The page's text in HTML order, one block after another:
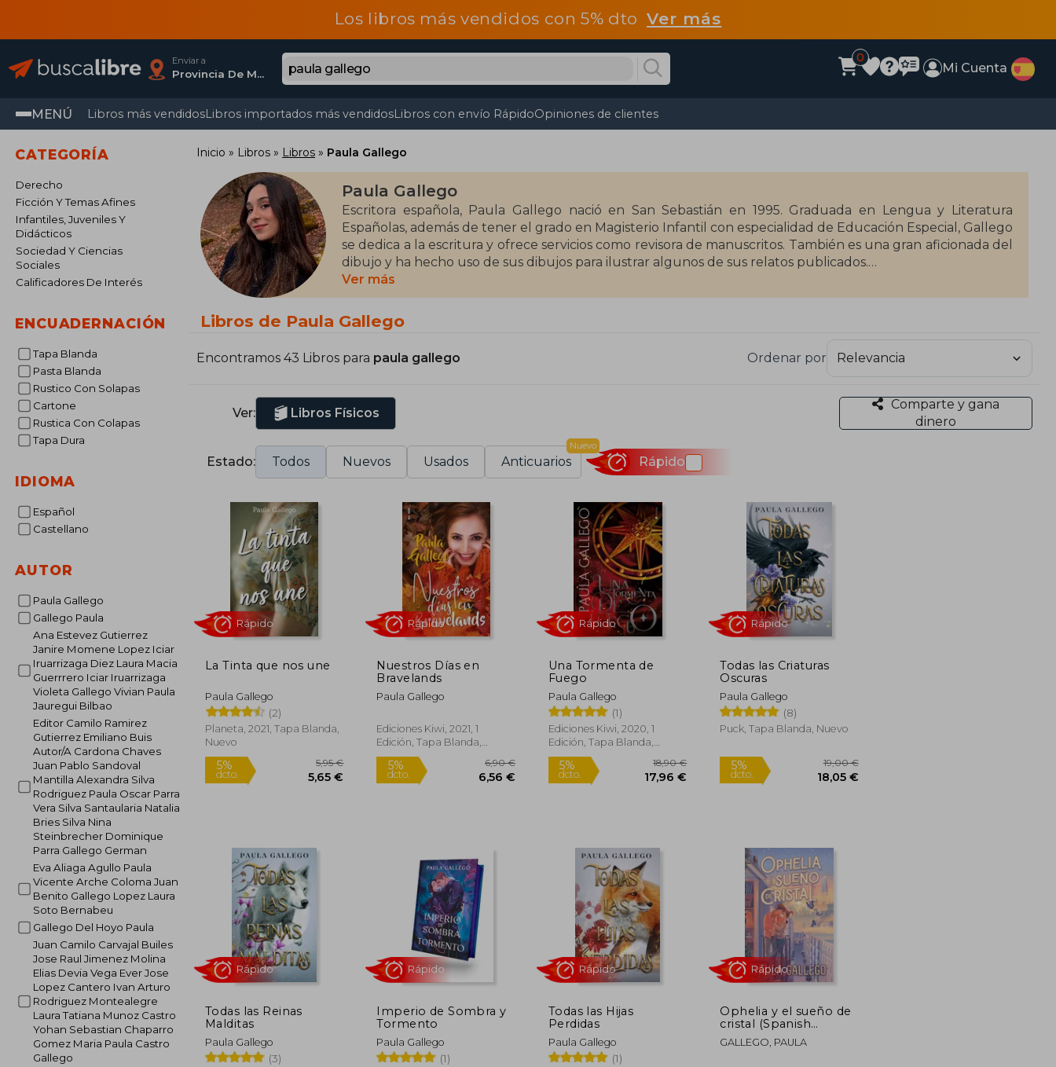
Los libros más vendidos con 5% dtoVer más
Enviar a
Provincia De Madrid
0
Mi Cuenta
MENÚ Libros más vendidosLibros importados más vendidosLibros con envío RápidoOpiniones de clientes
CATEGORÍA
Derecho
Ficción Y Temas Afines
Infantiles, Juveniles Y
Didácticos
Sociedad Y Ciencias
Sociales
Calificadores De Interés
ENCUADERNACIÓN
Tapa Blanda
Pasta Blanda
Rustico Con Solapas
Cartone
Rustica Con Colapas
Tapa Dura
IDIOMA
Español
Castellano
AUTOR
Paula Gallego
Gallego Paula
Ana Estevez Gutierrez
Janire Momene Lopez Iciar
Iruarrizaga Diez Laura Macia
Guerrrero Iciar Iruarrizaga
Violeta Gallego Vivian Paula
Jauregui Bilbao
Editor Camilo Ramirez
Gutierrez Emiliano Buis
Autor/A Cardona Chaves
Juan Pablo Sandoval
Mantilla Alexandra Silva
Rodriguez Paula Oscar Parra
Vera Silva Santaularia Natalia
Bries Silva Nina
Steinbrecher Dominique
Parra Gallego German
Eva Aliaga Agullo Paula
Vicente Arche Coloma Juan
Benito Gallego Lopez Laura
Soto Bernabeu
Gallego Del Hoyo Paula
Juan Camilo Carvajal Builes
Jose Raul Jimenez Molina
Elias Devia Vega Ever Jose
Lopez Cantero Ivan Arturo
Rodriguez Montealegre
Laura Tatiana Munoz Castro
Yohan Sebastian Chaparro
Gomez Maria Paula Castro
Gallego
Inicio Libros Libros Paula Gallego
Paula Gallego
Escritora española, Paula Gallego nació en San Sebastián en 1995. Graduada en Lengua y Literatura
Españolas, además de tener el grado en Magisterio Infantil con especialidad de Educación Especial, Gallego
se dedica a la escritura y ofrece servicios como revisora de manuscritos. También es una gran aficionada del
dibujo y ha hecho uso de sus dibujos para ilustrar algunos de sus relatos publicados.
A los 17 años su obra Cristal, la guerrera esmeralda quedó finalista del Premio Ateneo de Novela Joven de
Sevilla. A partir de la publicación de su primera novela, vieron la luz muchos otros títulos de corte juvenil,
además de aparecer sus relatos en varias antologías.
De su obra cabría destacar la trilogía que comenzó con 13 horas en Viena y cuyas entregas están
city of love, en la que participó junto a otras autoras.
Ver más
Libros de Paula Gallego
Encontramos 43 Libros para paula gallego Ordenar por
Ver: Libros Físicos
Comparte y gana
dinero
Estado: Todos Nuevos Usados Anticuarios
Nuevo
Rápido
La Tinta que nos une
Paula Gallego
(2)
Planeta, 2021, Tapa Blanda,
Nuevo
5%
dcto.
Rápido
Nuestros Días en
Bravelands
Paula Gallego
Ediciones Kiwi, 2021, 1
Edición, Tapa Blanda,
Nuevo
dcto.
Una Tormenta de
Fuego
Paula Gallego
(1)
Ediciones Kiwi, 2020, 1
Edición, Tapa Blanda,
Nuevo
5%
dcto.
18,90 €
17,96 €
Todas las Criaturas
Oscuras
Paula Gallego
(8)
Puck, Tapa Blanda, Nuevo
5%
dcto.
Todas las Reinas
Malditas
Paula Gallego
(3)
Imperio de Sombra y
Tormento
Paula Gallego
(1)
Todas las Hijas
Perdidas
Paula Gallego
(1)
Ophelia y el sueño de
cristal (Spanish
Edition) (en
Castellano)
GALLEGO, PAULA